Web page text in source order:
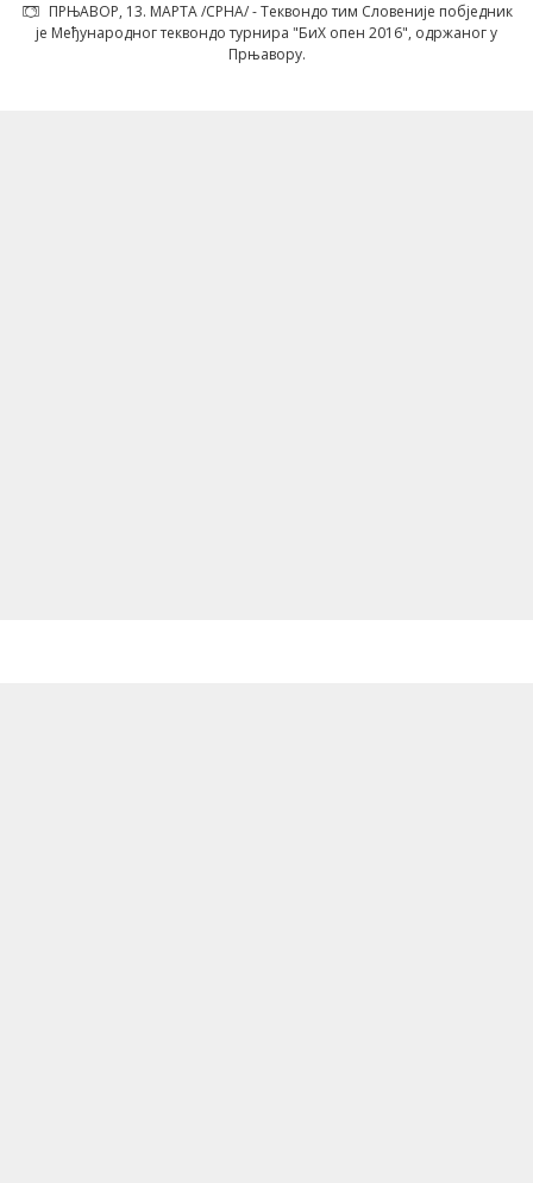
ПРЊАВОР, 13. МАРTА /СРНА/ - Tеквондо тим Словеније побједник
је Међународног теквондо турнира "БиХ опен 2016", одржаног у
Прњавору.